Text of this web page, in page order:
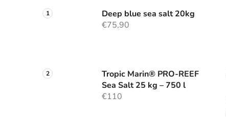
Deep blue sea salt 20kg
€75,90
Tropic Marin® PRO-REEF
Sea Salt 25 kg – 750 l
€110